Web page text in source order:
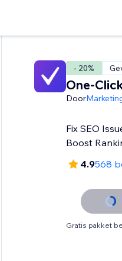
- 20%
One-
Door
Fix SEO
Boost
4.9568
Gratis pakket